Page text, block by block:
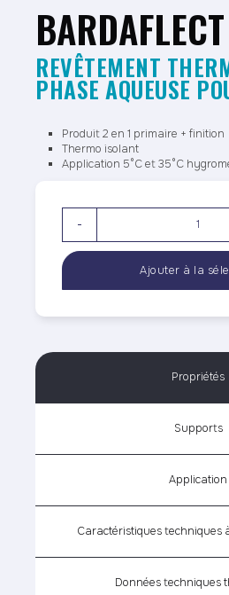
BARDAFLECT
REVÊTEMENT
PHASE AQUEUSE
Produit 2 en 1 primaire + finition
Thermo isolant
Application 5°C et 35°C
-
Propriétés
Supports
Application
Caractéristiques techniques
Données techniques